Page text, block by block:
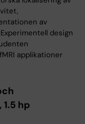
av
design
applikationer
hp